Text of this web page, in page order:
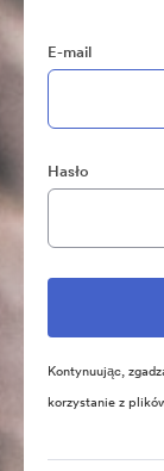
E-mail
Hasło
Kontynuując,
korzystanie z